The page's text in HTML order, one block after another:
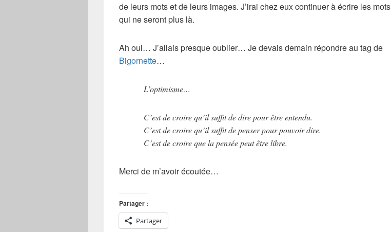
de leurs mots et de leurs images. J’irai chez eux continuer à écrire les mots
qui ne seront plus là.
Ah oui… J’allais presque oublier… Je devais demain répondre au tag de
Bigornette…
L’optimisme…
C’est de croire qu’il suffit de dire pour être entendu.
C’est de croire qu’il suffit de penser pour pouvoir dire.
C’est de croire que la pensée peut être libre.
Merci de m’avoir écoutée…
Partager :
Partager